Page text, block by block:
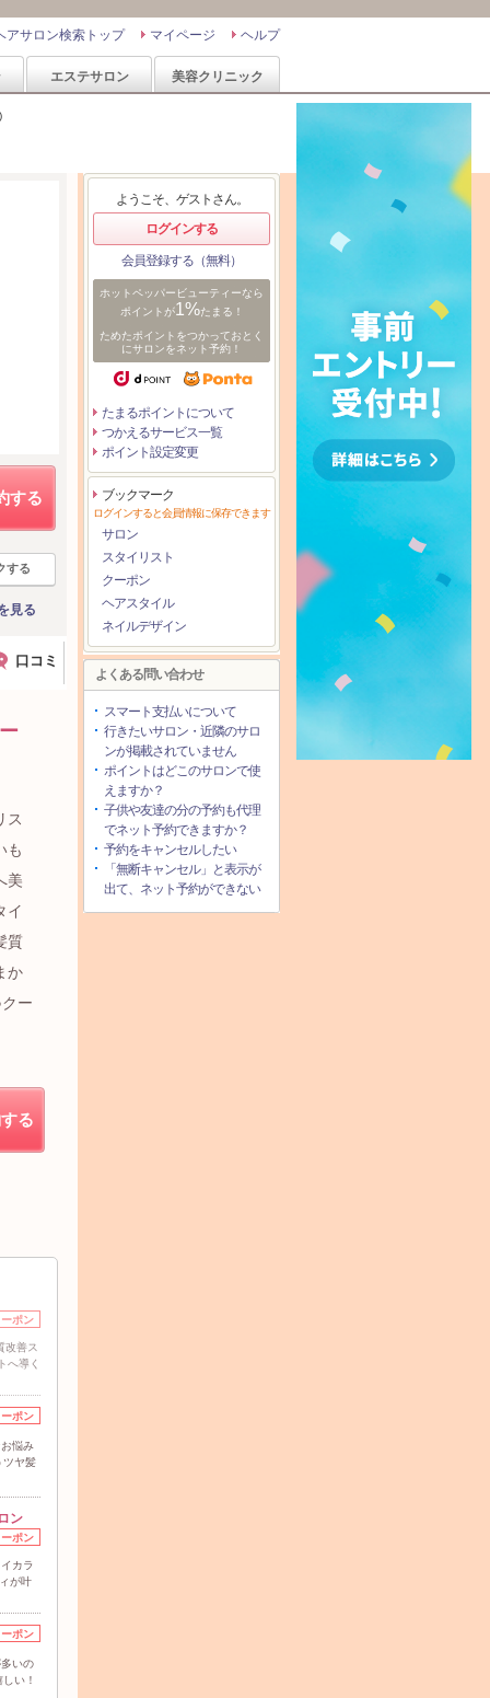
ヘルプ
マイページ
アサロン検索トップ
エステサロン 美容クリニック
する
する
見る
口コミ
ス
も
美
イ
質
か
ー
る
ポン
改善ス
へ導く
ポン
悩み
ツヤ髪
ン
ポン
カラ
が叶
ポン
いの
い！
ようこそ、ゲストさん。
ログインする
会員登録する（無料）
ホットペッパービューティーなら
ポイントが1%たまる！
ためたポイントをつかっておとく
にサロンをネット予約！
たまるポイントについて
つかえるサービス一覧
ポイント設定変更
ブックマーク
ログインすると会員情報に保存できます
サロン
スタイリスト
クーポン
ヘアスタイル
ネイルデザイン
よくある問い合わせ
スマート支払いについて
行きたいサロン・近隣のサロ
ンが掲載されていません
ポイントはどこのサロンで使
えますか？
子供や友達の分の予約も代理
でネット予約できますか？
予約をキャンセルしたい
「無断キャンセル」と表示が
出て、ネット予約ができない